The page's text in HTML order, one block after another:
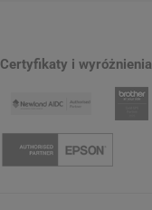
Certyfikaty i wyróżnienia